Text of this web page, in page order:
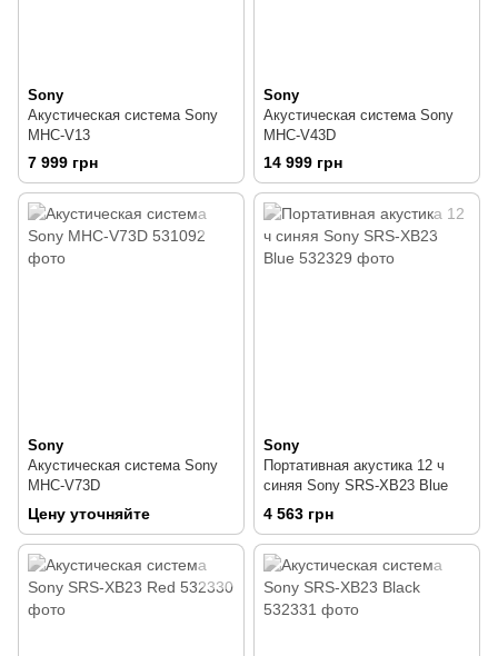
Sony
Акустическая система Sony
MHC-V13
7 999 грн
Sony
Акустическая система Sony
MHC-V43D
14 999 грн
Sony
Акустическая система Sony
MHC-V73D
Цену уточняйте
Sony
Портативная акустика 12 ч
синяя Sony SRS-XB23 Blue
4 563 грн